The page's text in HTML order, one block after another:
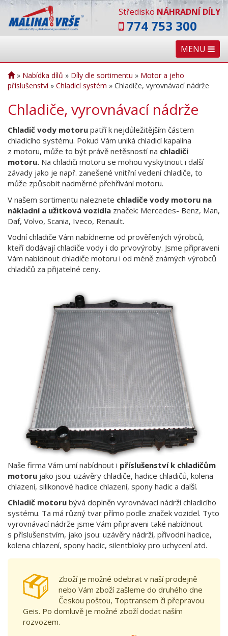
Středisko NÁHRADNÍ DÍLY
774 753 300
MENU
» Nabídka dílů » Díly dle sortimentu » Motor a jeho
příslušenství» Chladicí systém » Chladiče, vyrovnávací nádrže
Chladiče, vyrovnávací nádrže
Chladič vody motoru patří k nejdůležitějším částem
chladicího systému. Pokud Vám uniká chladicí kapalina
z motoru, může to být právě netěsností na chladiči
motoru. Na chladiči motoru se mohou vyskytnout i další
závady jako je např. zanešené vnitřní vedení chladiče, to
může způsobit nadměrné přehřívání motoru.
V našem sortimentu naleznete chladiče vody motoru na
nákladní a užitková vozidla značek: Mercedes- Benz, Man,
Daf, Volvo, Scania, Iveco, Renault.
Vodní chladiče Vám nabídneme od prověřených výrobců,
kteří dodávají chladiče vody i do prvovýroby. Jsme připraveni
Vám nabídnout chladiče motoru i od méně známých výrobců
chladičů za přijatelné ceny.
Naše firma Vám umí nabídnout i příslušenství k chladičům
motoru jako jsou: uzávěry chladiče, hadice chladičů, kolena
chlazení, silikonové hadice chlazení, spony hadic a další.
Chladič motoru bývá doplněn vyrovnávací nádrží chladicího
systému. Ta má různý tvar přímo podle značek vozidel. Tyto
vyrovnávací nádrže jsme Vám připraveni také nabídnout
s příslušenstvím, jako jsou: uzávěry nádrží, přívodní hadice,
kolena chlazení, spony hadic, silentbloky pro uchycení atd.
Zboží je možné odebrat v naší prodejně
nebo Vám zboží zašleme do druhého dne
Českou poštou, Toptransem či přepravou
Geis. Po domluvě je možné zboží dodat naším
rozvozem.